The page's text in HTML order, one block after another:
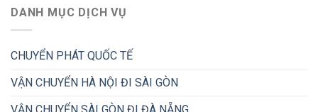
DANH MỤC DỊCH VỤ
CHUYỂN PHÁT QUỐC TẾ
VẬN CHUYỂN HÀ NỘI ĐI SÀI GÒN